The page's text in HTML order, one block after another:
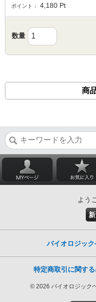
ポイント： 4,180 Pt
数量
商
よう
バイオロジッ
特定商取引に関す
© 2026 バイオロジック